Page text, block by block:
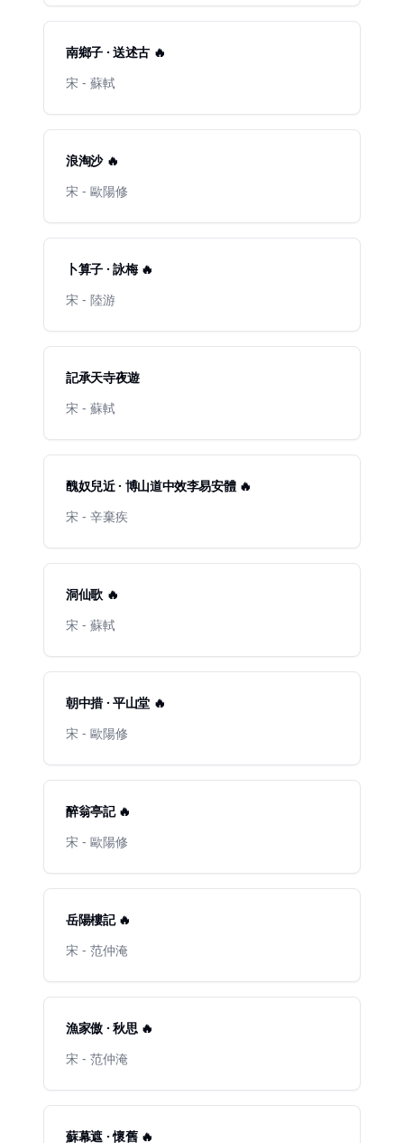
南鄉子 · 送述古 🔥
宋 - 蘇軾
浪淘沙 🔥
宋 - 歐陽修
卜算子 · 詠梅 🔥
宋 - 陸游
記承天寺夜遊
宋 - 蘇軾
醜奴兒近 · 博山道中效李易安體 🔥
宋 - 辛棄疾
洞仙歌 🔥
宋 - 蘇軾
朝中措 · 平山堂 🔥
宋 - 歐陽修
醉翁亭記 🔥
宋 - 歐陽修
岳陽樓記 🔥
宋 - 范仲淹
漁家傲 · 秋思 🔥
宋 - 范仲淹
蘇幕遮 · 懷舊 🔥